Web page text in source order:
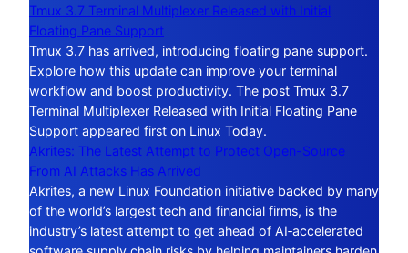
Tmux 3.7 Terminal Multiplexer Released with Initial
Floating Pane Support
Tmux 3.7 has arrived, introducing floating pane support.
Explore how this update can improve your terminal
workflow and boost productivity. The post Tmux 3.7
Terminal Multiplexer Released with Initial Floating Pane
Support appeared first on Linux Today.
Akrites: The Latest Attempt to Protect Open-Source
From AI Attacks Has Arrived
Akrites, a new Linux Foundation initiative backed by many
of the world’s largest tech and financial firms, is the
industry’s latest attempt to get ahead of AI‑accelerated